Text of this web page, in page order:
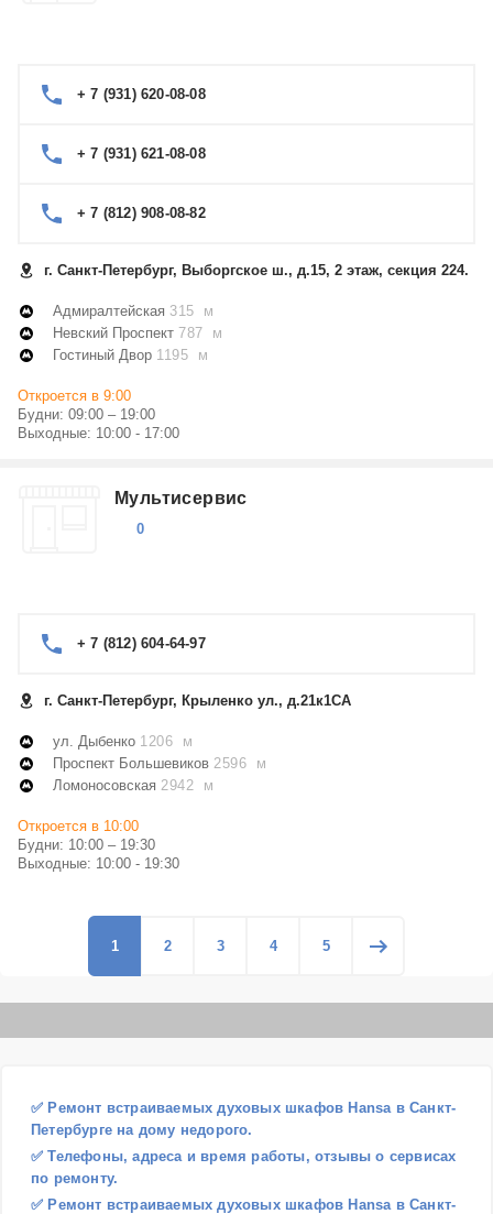
+ 7 (931) 620-08-08
+ 7 (931) 621-08-08
+ 7 (812) 908-08-82
г. Санкт-Петербург, Выборгское ш., д.15, 2 этаж, секция 224.
Адмиралтейская 315 м
Невский Проспект 787 м
Гостиный Двор 1195 м
Откроется в 9:00
Будни: 09:00 – 19:00
Выходные: 10:00 - 17:00
Мультисервис
0
+ 7 (812) 604-64-97
г. Санкт-Петербург, Крыленко ул., д.21к1СА
ул. Дыбенко 1206 м
Проспект Большевиков 2596 м
Ломоносовская 2942 м
Откроется в 10:00
Будни: 10:00 – 19:30
Выходные: 10:00 - 19:30
1 2 3 4 5
✅ Ремонт встраиваемых духовых шкафов Hansa в Санкт-
Петербурге на дому недорого.
✅ Телефоны, адреса и время работы, отзывы о сервисах
по ремонту.
✅ Ремонт встраиваемых духовых шкафов Hansa в Санкт-